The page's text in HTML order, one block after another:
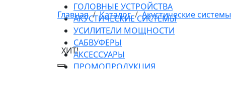
ГОЛОВНЫЕ УСТРОЙСТВА
АКУСТИЧЕСКИЕ СИСТЕМЫ
УСИЛИТЕЛИ МОЩНОСТИ
САБВУФЕРЫ
АКСЕССУАРЫ
ПРОМОПРОДУКЦИЯ
Главная Каталог Акустические системы
ХИТ!